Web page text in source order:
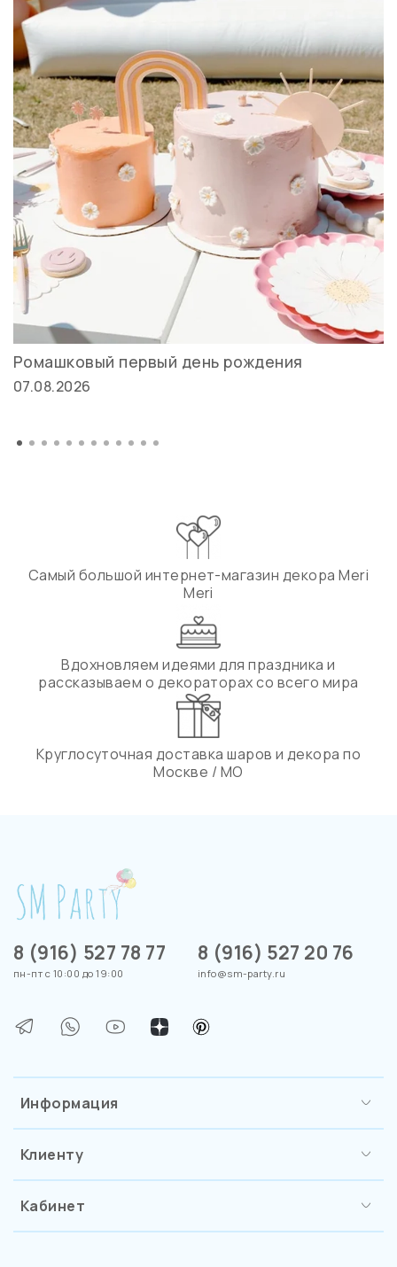
Ромашковый первый день рождения
07.08.2026
Самый большой интернет-магазин декора Meri
Meri
Вдохновляем идеями для праздника и
рассказываем о декораторах со всего мира
Круглосуточная доставка шаров и декора по
Москве / МО
Информация
Клиенту
Кабинет
8 (916) 527 78 77
пн-пт с 10:00 до 19:00
8 (916) 527 20 76
info@sm-party.ru